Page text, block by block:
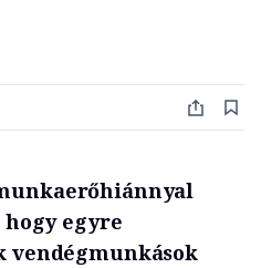
egyre
vendégmunkások